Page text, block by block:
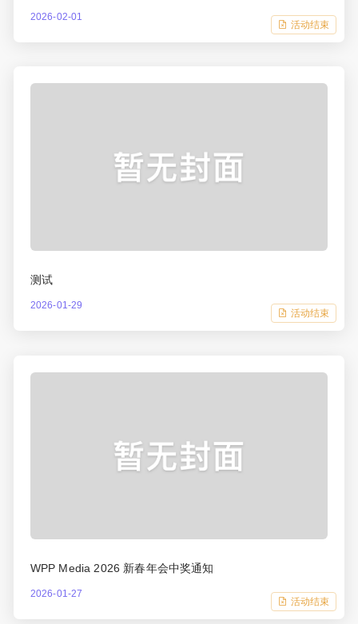
2026-02-01
活动结束
测试
2026-01-29
活动结束
WPP Media 2026 新春年会中奖通知
2026-01-27
活动结束